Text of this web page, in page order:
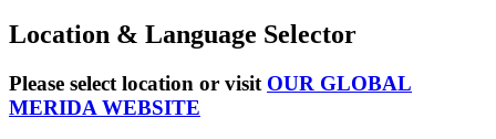
Location & Language Selector
Please select location or visit OUR GLOBAL
MERIDA WEBSITE